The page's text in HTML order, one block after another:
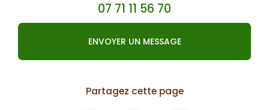
07 71 11 56 70
ENVOYER UN MESSAGE
Partagez cette page